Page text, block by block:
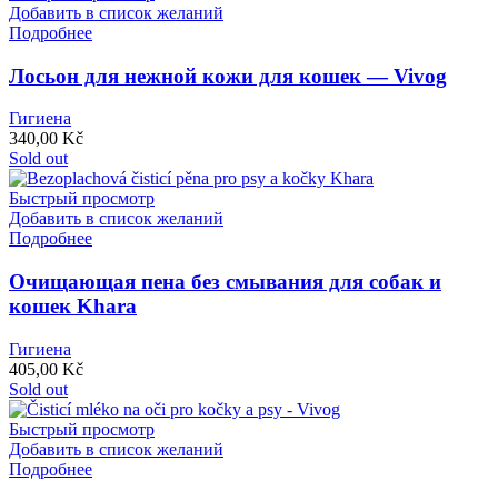
Добавить в список желаний
Подробнее
Лосьон для нежной кожи для кошек — Vivog
Гигиена
340,00 Kč
Sold out
Быстрый просмотр
Добавить в список желаний
Подробнее
Очищающая пена без смывания для собак и
кошек Khara
Гигиена
405,00 Kč
Sold out
Быстрый просмотр
Добавить в список желаний
Подробнее